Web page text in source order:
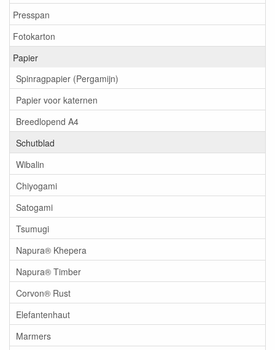
Presspan
Fotokarton
Papier
Spinragpapier (Pergamijn)
Papier voor katernen
Breedlopend A4
Schutblad
Wibalin
Chiyogami
Satogami
Tsumugi
Napura® Khepera
Napura® Timber
Corvon® Rust
Elefantenhaut
Marmers